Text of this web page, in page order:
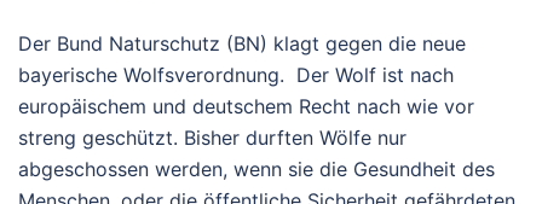
Der Bund Naturschutz (BN) klagt gegen die neue
bayerische Wolfsverordnung. Der Wolf ist nach
europäischem und deutschem Recht nach wie vor
streng geschützt. Bisher durften Wölfe nur
abgeschossen werden, wenn sie die Gesundheit des